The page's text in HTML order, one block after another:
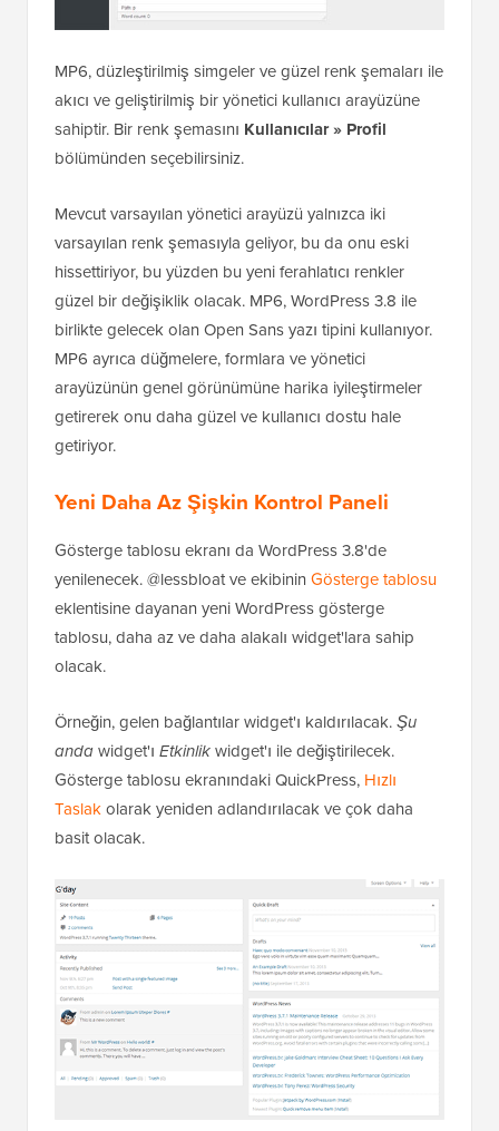
MP6, düzleştirilmiş simgeler ve güzel renk şemaları ile
akıcı ve geliştirilmiş bir yönetici kullanıcı arayüzüne
sahiptir. Bir renk şemasını Kullanıcılar » Profil
bölümünden seçebilirsiniz.
Mevcut varsayılan yönetici arayüzü yalnızca iki
varsayılan renk şemasıyla geliyor, bu da onu eski
hissettiriyor, bu yüzden bu yeni ferahlatıcı renkler
güzel bir değişiklik olacak. MP6, WordPress 3.8 ile
birlikte gelecek olan Open Sans yazı tipini kullanıyor.
MP6 ayrıca düğmelere, formlara ve yönetici
arayüzünün genel görünümüne harika iyileştirmeler
getirerek onu daha güzel ve kullanıcı dostu hale
getiriyor.
Yeni Daha Az Şişkin Kontrol Paneli
Gösterge tablosu ekranı da WordPress 3.8'de
yenilenecek. @lessbloat ve ekibinin Gösterge tablosu
eklentisine dayanan yeni WordPress gösterge
tablosu, daha az ve daha alakalı widget'lara sahip
olacak.
Örneğin, gelen bağlantılar widget'ı kaldırılacak.Şu
andawidget'ı Etkinlikwidget'ı ile değiştirilecek.
Gösterge tablosu ekranındaki QuickPress, Hızlı
Taslakolarak yeniden adlandırılacak ve çok daha
basit olacak.